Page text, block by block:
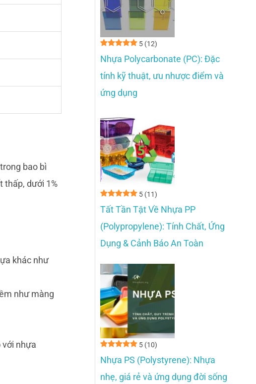
bao bì
thấp, dưới 1%
khác như
như màng
với nhựa
5 (12)
Nhựa Polycarbonate (PC): Đặc
tính kỹ thuật, ưu nhược điểm và
ứng dụng
5 (11)
Tất Tần Tật Về Nhựa PP
(Polypropylene): Tính Chất, Ứng
Dụng & Cảnh Báo An Toàn
5 (10)
Nhựa PS (Polystyrene): Nhựa
nhẹ, giá rẻ và ứng dụng đời sống